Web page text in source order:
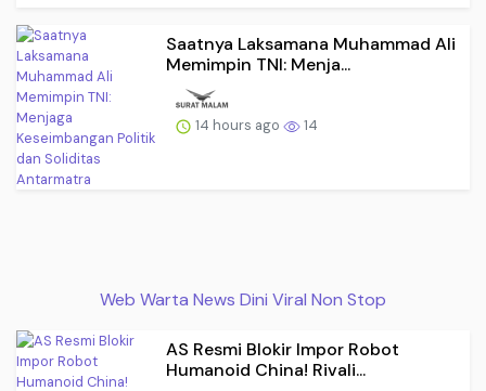
Saatnya Laksamana Muhammad Ali
Memimpin TNI: Menja...
14 hours ago 14
Web Warta News Dini Viral Non Stop
AS Resmi Blokir Impor Robot
Humanoid China! Rivali...